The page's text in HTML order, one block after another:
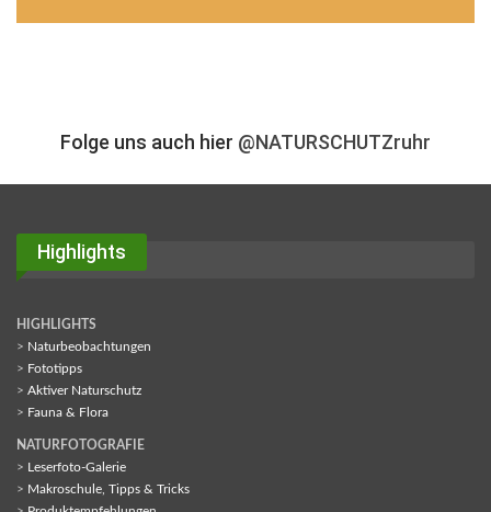
Folge uns auch hier @NATURSCHUTZruhr
Highlights
HIGHLIGHTS
> Naturbeobachtungen
> Fototipps
> Aktiver Naturschutz
> Fauna & Flora
NATURFOTOGRAFIE
> Leserfoto-Galerie
> Makroschule, Tipps & Tricks